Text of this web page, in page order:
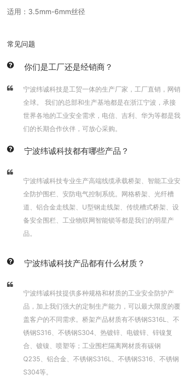
适用：3.5mm-6mm丝径
常见问题
你们是工厂还是经销商？
宁波纬诚科技是工贸一体的生产厂家，工厂直销，网销
全球。 我们的总部和生产基地都是在浙江宁波，承接
世界各地的工业安全需求，电信、吉利、华为等都是我
们的长期合作伙伴，可放心采购。
宁波纬诚科技都有哪些产品？
宁波纬诚科技专业生产高端线缆承载桥架、智能工业安
全防护围栏、安防电气控制系统。网格桥架、光纤槽
道、铝合金走线架、U型钢走线架、传统槽式桥架、设
备安全围栏、工业物联网智能锁等都是我们的明星产
品。
宁波纬诚科技产品都有什么材质？
宁波纬诚科技提供多种规格和材质的工业安全防护产
品，加上我们强大的定制生产能力，可以最大限度的覆
盖客户的不同需求。桥架产品材质有不锈钢S316L、不
锈钢S316、不锈钢S304、热镀锌、电镀锌、锌镍复
合、镀镍、喷塑等；工业围栏隔离网材质有碳钢
Q235、铝合金、不锈钢S316L、不锈钢S316、不锈钢
S304等。